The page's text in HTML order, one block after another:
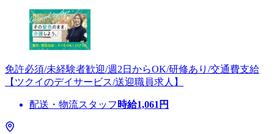
免許必須/未経験者歓迎/週2日からOK/研修あり/交通費支給
【ツクイのデイサービス/送迎職員求人】
配送・物流スタッフ 時給1,061 円